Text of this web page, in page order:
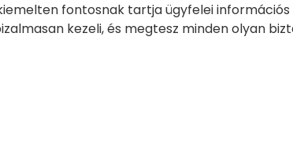
fontosnak tartja ügyfelei információs
kezeli, és megtesz minden olyan